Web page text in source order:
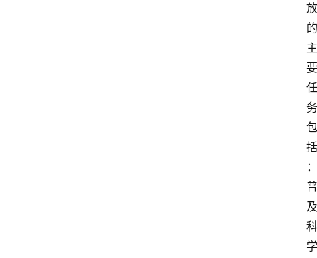
放
的
主
要
任
务
包
括
：
普
及
科
学